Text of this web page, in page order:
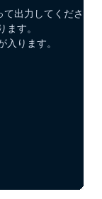
出力してください
す。
ります。